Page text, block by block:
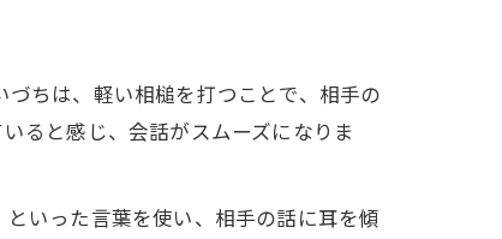
ちは、軽い相槌を打つことで、相手の
ると感じ、会話がスムーズになりま
いった言葉を使い、相手の話に耳を傾